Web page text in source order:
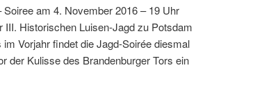
am 4. November 2016 – 19 Uhr
Historischen Luisen-Jagd zu Potsdam
Vorjahr findet die Jagd-Soirée diesmal
der Kulisse des Brandenburger Tors ein